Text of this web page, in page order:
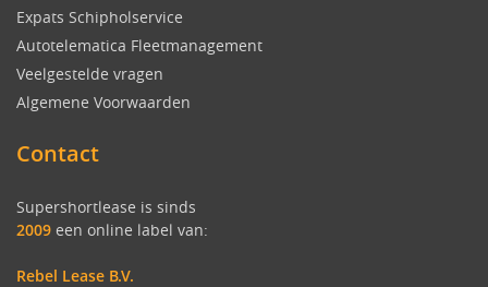
Expats Schipholservice
Autotelematica Fleetmanagement
Veelgestelde vragen
Algemene Voorwaarden
Contact
Supershortlease is sinds
2009 een online label van:
Rebel Lease B.V.